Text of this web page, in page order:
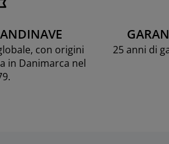
con origini
in Danimarca nel
25 anni di